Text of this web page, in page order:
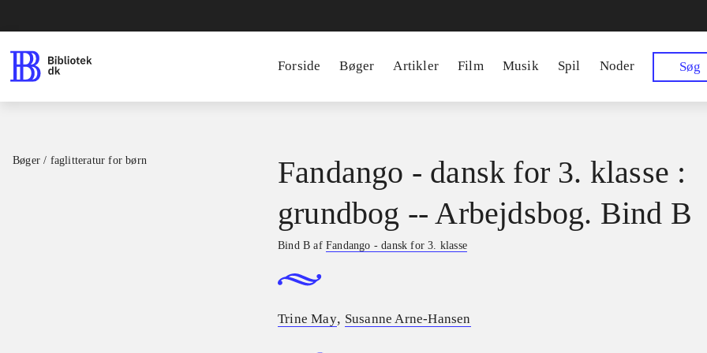
Forside Bøger Artikler Film Musik Spil Noder Søg
Bøger / faglitteratur for børn
Fandango - dansk for 3. klasse :
grundbog -- Arbejdsbog. Bind B
Bind B afFandango - dansk for 3. klasse
Trine May, Susanne Arne-Hansen